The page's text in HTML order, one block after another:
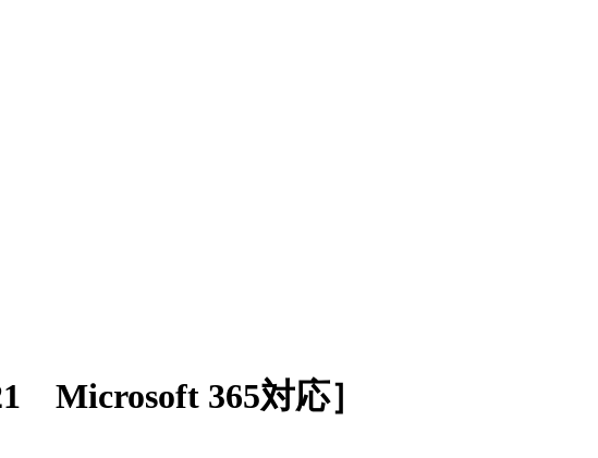
Microsoft 365対応］